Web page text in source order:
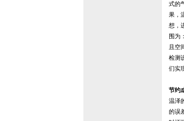
式的
果，
想，
围为
且空
检测
们实
节约
温泽
的误